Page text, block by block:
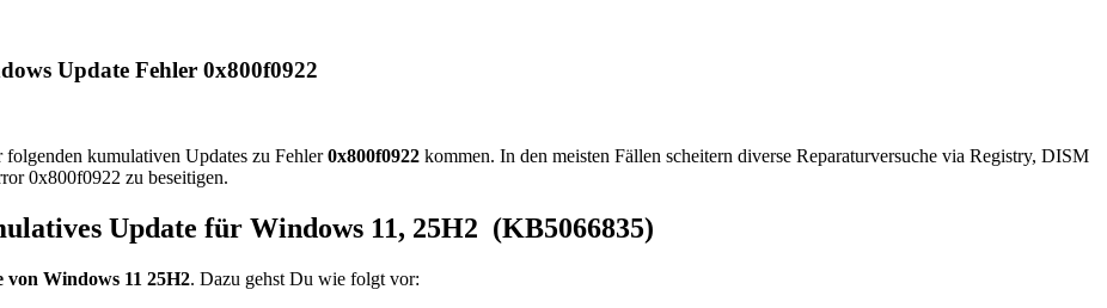
Update Fehler 0x800f0922
kumulativen Updates zu Fehler0x800f0922 kommen. In den meisten Fällen scheitern diverse Reparaturversuche via Registry, DISM
0x800f0922 zu beseitigen.
Update für Windows 11, 25H2 (KB5066835)
von Windows 11 25H2. Dazu gehst Du wie folgt vor: